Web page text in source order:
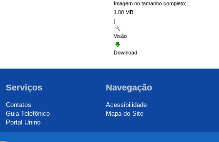
Imagem no tamanho completo:
1.00 MB
|
Visão
Download
Serviços
Contatos
Guia Telefônico
Portal Unirio
Navegação
Acessibilidade
Mapa do Site